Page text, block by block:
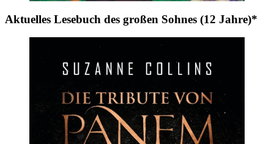
Aktuelles Lesebuch des großen Sohnes (12 Jahre)*